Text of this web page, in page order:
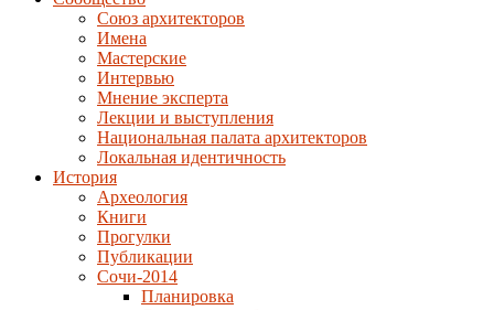
Союз архитекторов
Имена
Мастерские
Интервью
Мнение эксперта
Лекции и выступления
Национальная палата архитекторов
Локальная идентичность
История
Археология
Книги
Прогулки
Публикации
Сочи-2014
Планировка